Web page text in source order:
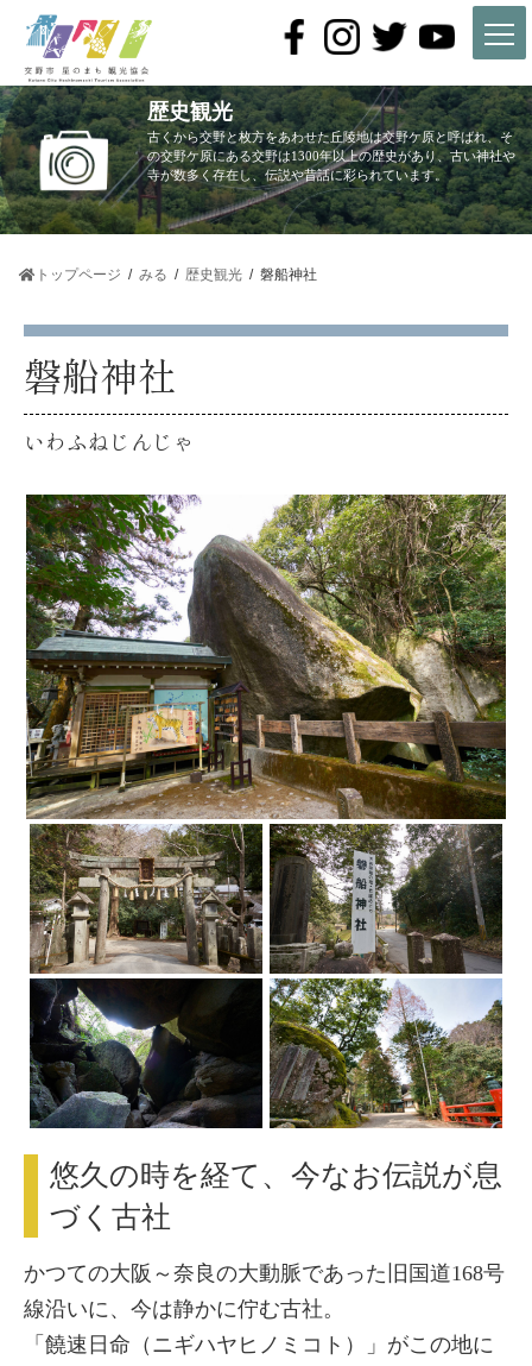
ツ
へ
ス
キ
ッ
プ
シ
ョ
ン
に
移
動
歴史観光
古くから交野と枚方をあわせた丘陵地は交野ケ原と呼ばれ、そ
の交野ケ原にある交野は1300年以上の歴史があり、古い神社や
寺が数多く存在し、伝説や昔話に彩られています。
トップページ みる 歴史観光 磐船神社
磐船神社
いわふねじんじゃ
悠久の時を経て、今なお伝説が息
づく古社
かつての大阪～奈良の大動脈であった旧国道168号
線沿いに、今は静かに佇む古社。
「饒速日命（ニギハヤヒノミコト）」がこの地に